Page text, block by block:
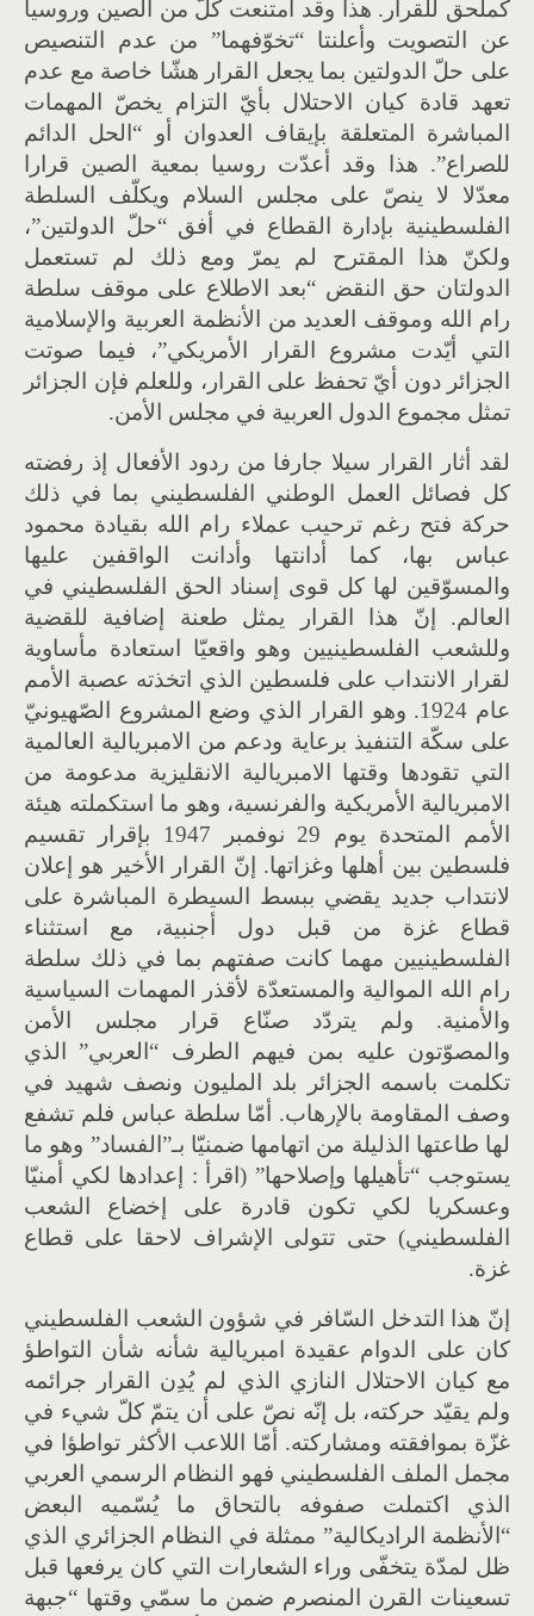
كملحق للقرار. هذا وقد امتنعت كلّ من الصين وروسيا
عن التصويت وأعلنتا “تخوّفهما” من عدم التنصيص
على حلّ الدولتين بما يجعل القرار هشّا خاصة مع عدم
تعهد قادة كيان الاحتلال بأيّ التزام يخصّ المهمات
المباشرة المتعلقة بإيقاف العدوان أو “الحل الدائم
للصراع”. هذا وقد أعدّت روسيا بمعية الصين قرارا
معدّلا لا ينصّ على مجلس السلام ويكلّف السلطة
الفلسطينية بإدارة القطاع في أفق “حلّ الدولتين”،
ولكنّ هذا المقترح لم يمرّ ومع ذلك لم تستعمل
الدولتان حق النقض “بعد الاطلاع على موقف سلطة
رام الله وموقف العديد من الأنظمة العربية والإسلامية
التي أيّدت مشروع القرار الأمريكي”، فيما صوتت
الجزائر دون أيّ تحفظ على القرار، وللعلم فإن الجزائر
تمثل مجموع الدول العربية في مجلس الأمن.
لقد أثار القرار سيلا جارفا من ردود الأفعال إذ رفضته
كل فصائل العمل الوطني الفلسطيني بما في ذلك
حركة فتح رغم ترحيب عملاء رام الله بقيادة محمود
عباس بها، كما أدانتها وأدانت الواقفين عليها
والمسوّقين لها كل قوى إسناد الحق الفلسطيني في
العالم. إنّ هذا القرار يمثل طعنة إضافية للقضية
وللشعب الفلسطينيين وهو واقعيّا استعادة مأساوية
لقرار الانتداب على فلسطين الذي اتخذته عصبة الأمم
عام 1924. وهو القرار الذي وضع المشروع الصّهيونيّ
على سكّة التنفيذ برعاية ودعم من الامبريالية العالمية
التي تقودها وقتها الامبريالية الانقليزية مدعومة من
الامبريالية الأمريكية والفرنسية، وهو ما استكملته هيئة
الأمم المتحدة يوم 29 نوفمبر 1947 بإقرار تقسيم
فلسطين بين أهلها وغزاتها. إنّ القرار الأخير هو إعلان
لانتداب جديد يقضي ببسط السيطرة المباشرة على
قطاع غزة من قبل دول أجنبية، مع استثناء
الفلسطينيين مهما كانت صفتهم بما في ذلك سلطة
رام الله الموالية والمستعدّة لأقذر المهمات السياسية
والأمنية. ولم يتردّد صنّاع قرار مجلس الأمن
والمصوّتون عليه بمن فيهم الطرف “العربي” الذي
تكلمت باسمه الجزائر بلد المليون ونصف شهيد في
وصف المقاومة بالإرهاب. أمّا سلطة عباس فلم تشفع
لها طاعتها الذليلة من اتهامها ضمنيّا بـ”الفساد” وهو ما
يستوجب “تأهيلها وإصلاحها” (اقرأ : إعدادها لكي أمنيّا
وعسكريا لكي تكون قادرة على إخضاع الشعب
الفلسطيني) حتى تتولى الإشراف لاحقا على قطاع
غزة.
إنّ هذا التدخل السّافر في شؤون الشعب الفلسطيني
كان على الدوام عقيدة امبريالية شأنه شأن التواطؤ
مع كيان الاحتلال النازي الذي لم يُدِن القرار جرائمه
ولم يقيّد حركته، بل إنّه نصّ على أن يتمّ كلّ شيء في
غزّة بموافقته ومشاركته. أمّا اللاعب الأكثر تواطؤا في
مجمل الملف الفلسطيني فهو النظام الرسمي العربي
الذي اكتملت صفوفه بالتحاق ما يُسّميه البعض
“الأنظمة الراديكالية” ممثلة في النظام الجزائري الذي
ظل لمدّة يتخفّى وراء الشعارات التي كان يرفعها قبل
تسعينات القرن المنصرم ضمن ما سمّي وقتها “جبهة